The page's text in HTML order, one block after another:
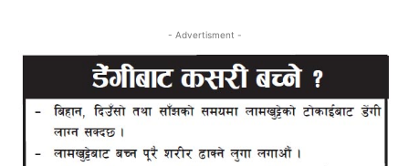
- Advertisment -